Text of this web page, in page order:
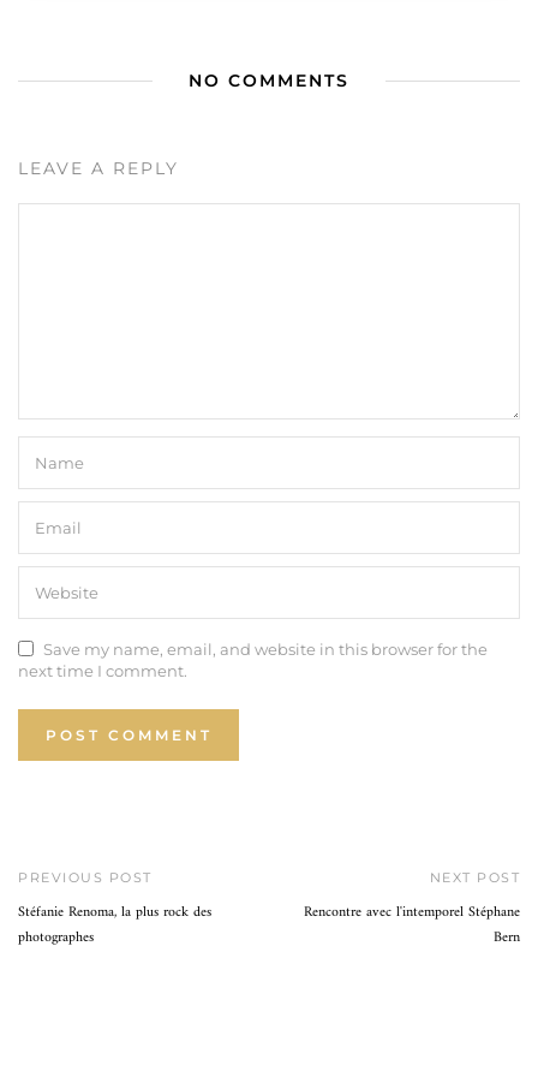
NO COMMENTS
LEAVE A REPLY
Save my name, email, and website in this browser for the
next time I comment.
PREVIOUS POST
Stéfanie Renoma, la plus rock des
photographes
NEXT POST
Rencontre avec l'intemporel Stéphane
Bern